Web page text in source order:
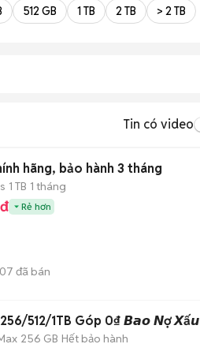
512 GB 1 TB 2 TB > 2 TB
Tin có video
hãng, bảo hành 3 tháng
1 TB 1 tháng
Rẻ hơn
đã bán
256/512/1TB Góp 0₫ 𝘽𝙖𝙤 𝙉ợ 𝙓ấ𝙪
256 GB Hết bảo hành